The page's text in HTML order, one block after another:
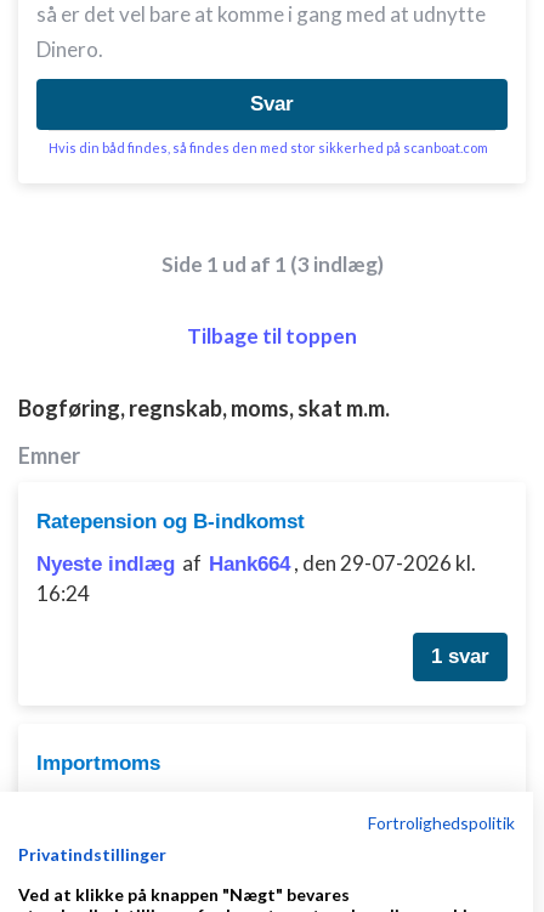
så er det vel bare at komme i gang med at udnytte
Dinero.
Svar
Hvis din båd findes, så findes den med stor sikkerhed på scanboat.com
Side 1 ud af 1 (3 indlæg)
Tilbage til toppen
Bogføring, regnskab, moms, skat m.m.
Emner
Ratepension og B-indkomst
Nyeste indlæg af Hank664 , den 29-07-2026 kl.
16:24
1 svar
Importmoms
Fortrolighedspolitik
Privatindstillinger
Ved at klikke på knappen "Nægt" bevares